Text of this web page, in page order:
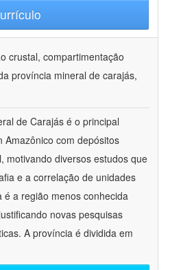
crustal, compartimentação
província mineral de carajás,
de Carajás é o principal
Amazônico com depósitos
motivando diversos estudos que
e a correlação de unidades
a região menos conhecida
novas pesquisas
A província é dividida em